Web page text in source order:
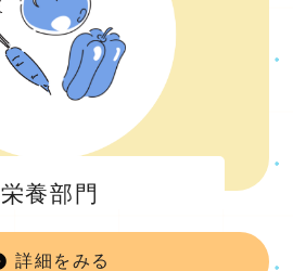
栄養部門
詳細をみる